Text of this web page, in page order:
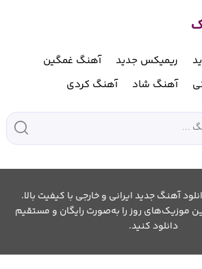
ریمیکس جدید
آهنگ غمگین
آهنگ شاد آهنگ کردی
آهنگ جدید ایرانی و خارجی با کیفیت بالا.
موزیک‌های روز را به‌صورت رایگان و مستقیم
دانلود کنید.